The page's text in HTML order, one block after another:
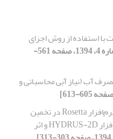
استفاده از روش اجزای
[دوره 9، شماره 4، 1394، صفحه 561-
آب (نیاز آبی محاسباتی و
تأثیر سطوح مختلف ورودی نرم‌افزار Rosetta در تخمین
خصوصیات هیدرولیکی خاک با استفاده از نرم‌افزار HYDRUS-2D و اثر